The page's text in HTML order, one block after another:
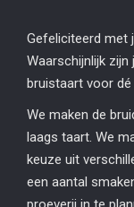
Gefeliciteerd met
Waarschijnlijk
bruistaart voor dé
We maken de
laags taart. We
keuze uit
een aantal